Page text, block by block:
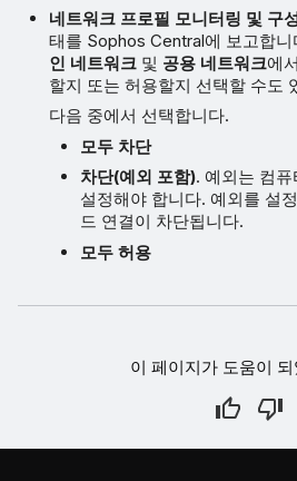
네트워크 프로필 모니터링 및 구
태를 Sophos Central에 보고합니
인 네트워크 및 공용 네트워크에
할지 또는 허용할지 선택할 수도
다음 중에서 선택합니다.
모두 차단
차단(예외 포함). 예외는 컴
설정해야 합니다. 예외를 설
드 연결이 차단됩니다.
모두 허용
이 페이지가 도움이